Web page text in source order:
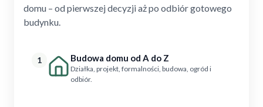
domu – od pierwszej decyzji aż po odbiór gotowego
budynku.
1 Budowa domu od A do Z
Działka, projekt, formalności, budowa, ogród i
odbiór.